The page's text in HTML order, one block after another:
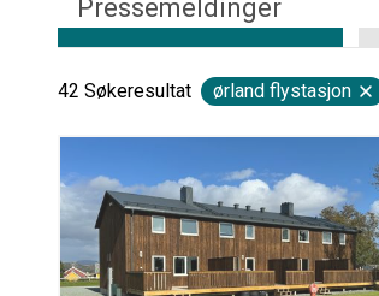
Pressemeldinger
42 Søkeresultat ørland flystasjon